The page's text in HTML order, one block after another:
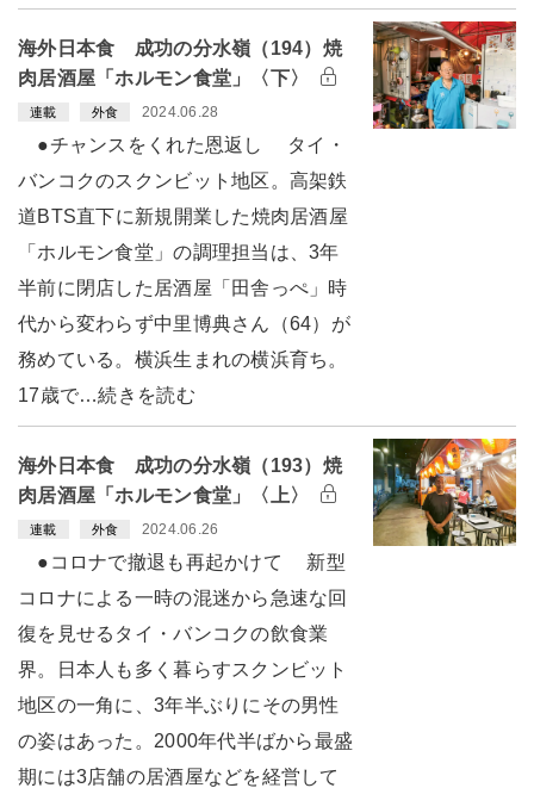
海外日本食 成功の分水嶺（194）焼
肉居酒屋「ホルモン食堂」〈下〉
連載 外食 2024.06.28
●チャンスをくれた恩返し タイ・
バンコクのスクンビット地区。高架鉄
道BTS直下に新規開業した焼肉居酒屋
「ホルモン食堂」の調理担当は、3年
半前に閉店した居酒屋「田舎っぺ」時
代から変わらず中里博典さん（64）が
務めている。横浜生まれの横浜育ち。
17歳で…続きを読む
海外日本食 成功の分水嶺（193）焼
肉居酒屋「ホルモン食堂」〈上〉
連載 外食 2024.06.26
●コロナで撤退も再起かけて 新型
コロナによる一時の混迷から急速な回
復を見せるタイ・バンコクの飲食業
界。日本人も多く暮らすスクンビット
地区の一角に、3年半ぶりにその男性
の姿はあった。2000年代半ばから最盛
期には3店舗の居酒屋などを経営して